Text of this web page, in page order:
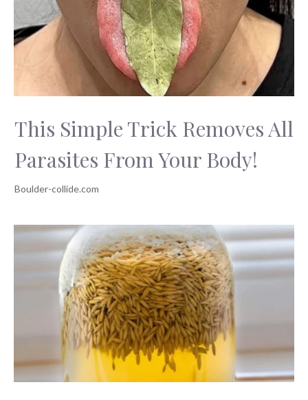
This Simple Trick Removes All
Parasites From Your Body!